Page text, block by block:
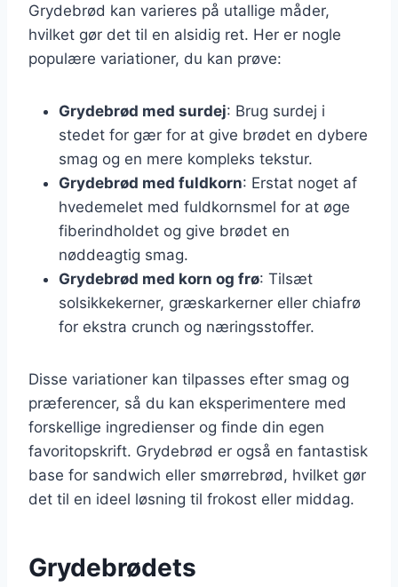
Grydebrød kan varieres på utallige måder,
hvilket gør det til en alsidig ret. Her er nogle
populære variationer, du kan prøve:
Grydebrød med surdej: Brug surdej i
stedet for gær for at give brødet en dybere
smag og en mere kompleks tekstur.
Grydebrød med fuldkorn: Erstat noget af
hvedemelet med fuldkornsmel for at øge
fiberindholdet og give brødet en
nøddeagtig smag.
Grydebrød med korn og frø: Tilsæt
solsikkekerner, græskarkerner eller chiafrø
for ekstra crunch og næringsstoffer.
Disse variationer kan tilpasses efter smag og
præferencer, så du kan eksperimentere med
forskellige ingredienser og finde din egen
favoritopskrift. Grydebrød er også en fantastisk
base for sandwich eller smørrebrød, hvilket gør
det til en ideel løsning til frokost eller middag.
Grydebrødets